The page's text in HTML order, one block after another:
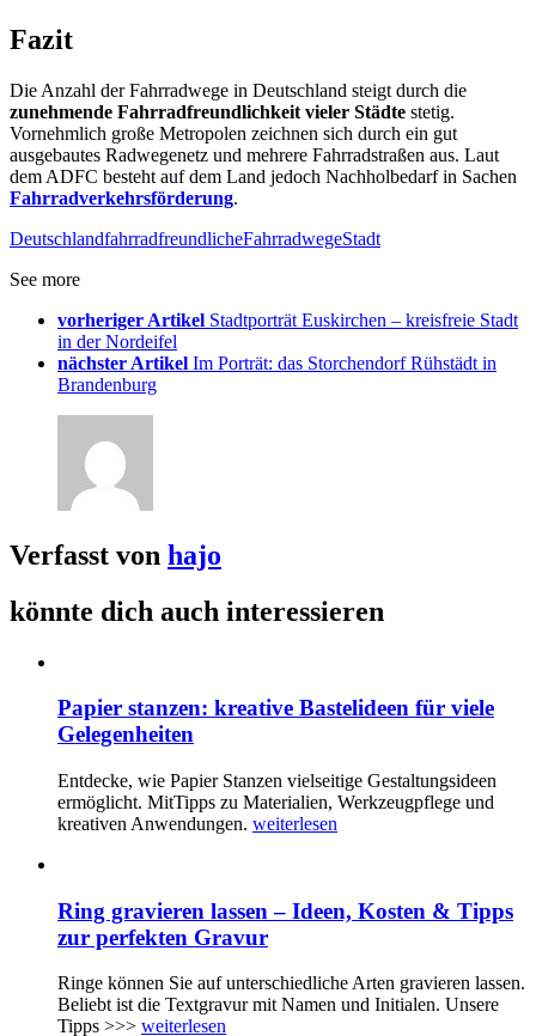
Fazit
Die Anzahl der Fahrradwege in Deutschland steigt durch die
zunehmende Fahrradfreundlichkeit vieler Städte stetig.
Vornehmlich große Metropolen zeichnen sich durch ein gut
ausgebautes Radwegenetz und mehrere Fahrradstraßen aus. Laut
dem ADFC besteht auf dem Land jedoch Nachholbedarf in Sachen
Fahrradverkehrsförderung.
DeutschlandfahrradfreundlicheFahrradwegeStadt
See more
vorheriger Artikel Stadtporträt Euskirchen – kreisfreie Stadt
in der Nordeifel
nächster Artikel Im Porträt: das Storchendorf Rühstädt in
Brandenburg
Verfasst von hajo
könnte dich auch interessieren
Papier stanzen: kreative Bastelideen für viele
Gelegenheiten
Entdecke, wie Papier Stanzen vielseitige Gestaltungsideen
ermöglicht. MitTipps zu Materialien, Werkzeugpflege und
kreativen Anwendungen. weiterlesen
Ring gravieren lassen – Ideen, Kosten & Tipps
zur perfekten Gravur
Ringe können Sie auf unterschiedliche Arten gravieren lassen.
Beliebt ist die Textgravur mit Namen und Initialen. Unsere
Tipps >>> weiterlesen